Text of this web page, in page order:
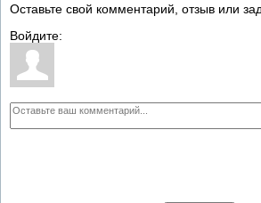
Оставьте свой комментарий, отзыв или
Войдите: